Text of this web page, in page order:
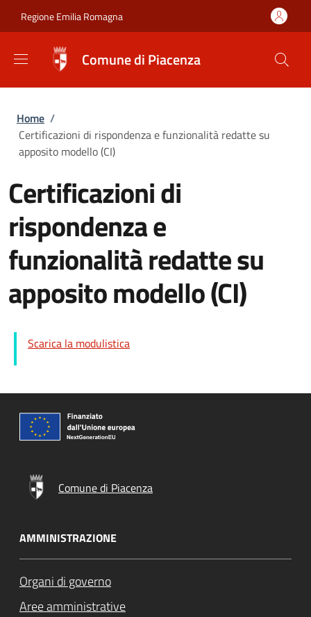
Regione Emilia Romagna
Comune di Piacenza
Briciole di pane
Home /
Certificazioni di rispondenza e funzionalità redatte su
apposito modello (CI)
Certificazioni di
rispondenza e
funzionalità redatte su
apposito modello (CI)
Scarica la modulistica
Comune di Piacenza
AMMINISTRAZIONE
Organi di governo
Aree amministrative